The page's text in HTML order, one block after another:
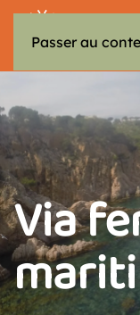
Passer au
Via